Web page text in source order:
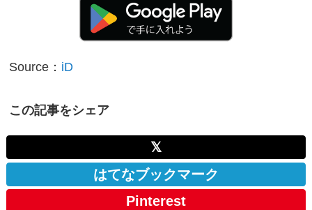
Source： iD
この記事をシェア
𝕏
はてなブックマーク
Pinterest